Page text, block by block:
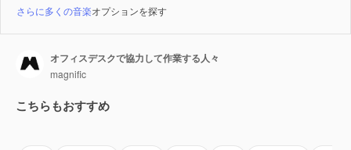
さらに多くの音楽オプションを探す
オフィスデスクで協力して作業する人々
magnific
こちらもおすすめ